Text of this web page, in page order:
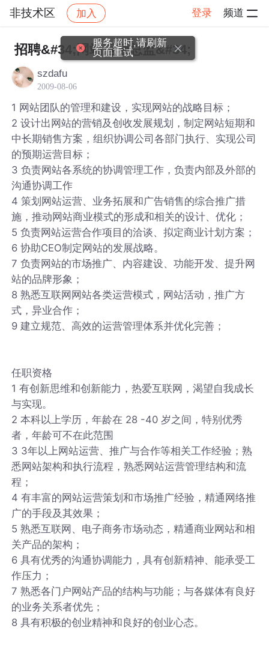
非技术区 加入 登录 频道
社区 非技术区 帖子详情
招聘&#34;网站运营总监&#34;
szdafu
2009-08-06
1 网站团队的管理和建设，实现网站的战略目标；
2 设计出网站的营销及创收发展规划，制定网站短期和
中长期销售方案，组织协调公司各部门执行、实现公司
的预期运营目标；
3 负责网站各系统的协调管理工作，负责内部及外部的
沟通协调工作
4 策划网站运营、业务拓展和广告销售的综合推广措
施，推动网站商业模式的形成和相关的设计、优化；
5 负责网站运营合作项目的洽谈、拟定商业计划方案；
6 协助CEO制定网站的发展战略。
7 负责网站的市场推广、内容建设、功能开发、提升网
站的品牌形象；
8 熟悉互联网网站各类运营模式，网站活动，推广方
式，异业合作；
9 建立规范、高效的运营管理体系并优化完善；
任职资格
1 有创新思维和创新能力，热爱互联网，渴望自我成长
与实现。
2 本科以上学历，年龄在 28 -40 岁之间，特别优秀
者，年龄可不在此范围
3 3年以上网站运营、推广与合作等相关工作经验；熟
悉网站架构和执行流程，熟悉网站运营管理结构和流
程；
4 有丰富的网站运营策划和市场推广经验，精通网络推
广的手段及其效果；
5 熟悉互联网、电子商务市场动态，精通商业网站和相
关产品的架构；
6 具有优秀的沟通协调能力，具有创新精神、能承受工
作压力；
7 熟悉各门户网站产品的结构与功能；与各媒体有良好
的业务关系者优先；
8 具有积极的创业精神和良好的创业心态。
服务超时,请刷新
页面重试